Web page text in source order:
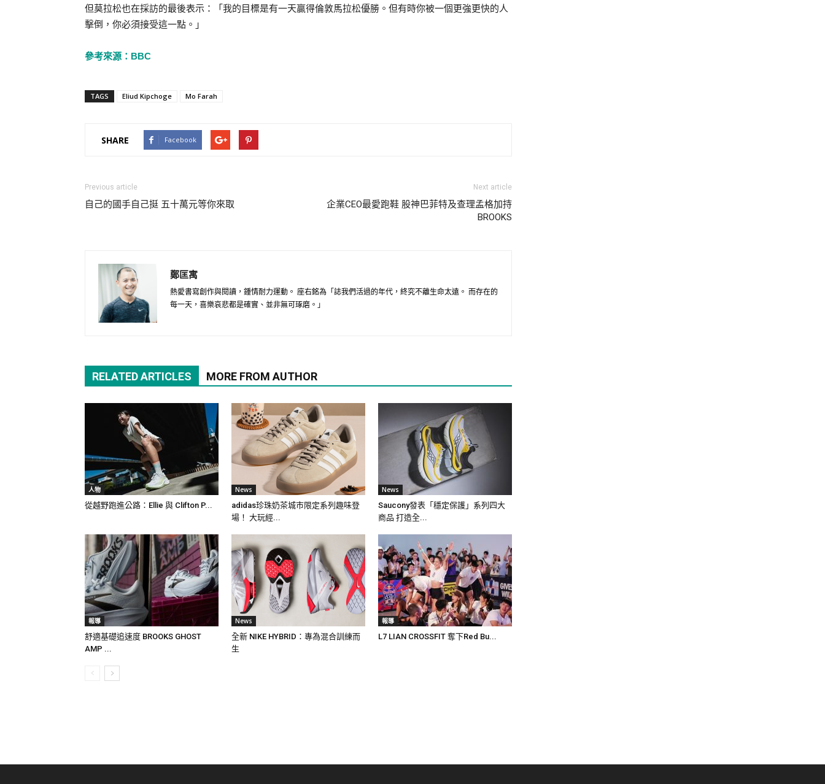
但莫拉松也在採訪的最後表示：「我的目標是有一天贏得倫敦馬拉松優勝。但有時你被一個更強更快的人
擊倒，你必須接受這一點。」
參考來源：BBC
TAGS Eliud Kipchoge Mo Farah
SHARE Facebook
Previous article
自己的國手自己挺 五十萬元等你來取
Next article
企業CEO最愛跑鞋 股神巴菲特及查理孟格加持
BROOKS
鄭匡寓
熱愛書寫創作與閱讀，鍾情耐力運動。 座右銘為「誌我們活過的年代，終究不離生命太遠。 而存在的
每一天，喜樂哀悲都是確實、並非無可琢磨。」
RELATED ARTICLES MORE FROM AUTHOR
人物
從越野跑進公路：Ellie 與 Clifton P...
News
adidas珍珠奶茶城市限定系列趣味登
場！ 大玩經...
News
Saucony發表「穩定保護」系列四大
商品 打造全...
報導
舒適基礎追速度 BROOKS GHOST
AMP ...
News
全新 NIKE HYBRID：專為混合訓練而
生
報導
L7 LIAN CROSSFIT 奪下Red Bu...